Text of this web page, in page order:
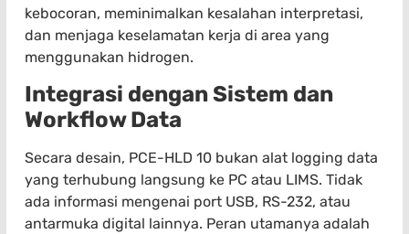
kebocoran, meminimalkan kesalahan interpretasi,
dan menjaga keselamatan kerja di area yang
menggunakan hidrogen.
Integrasi dengan Sistem dan
Workflow Data
Secara desain, PCE-HLD 10 bukan alat logging data
yang terhubung langsung ke PC atau LIMS. Tidak
ada informasi mengenai port USB, RS-232, atau
antarmuka digital lainnya. Peran utamanya adalah